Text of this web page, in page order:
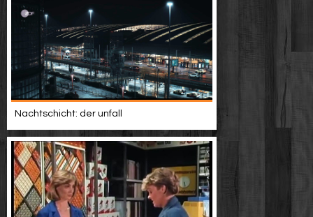
Nachtschicht: der unfall